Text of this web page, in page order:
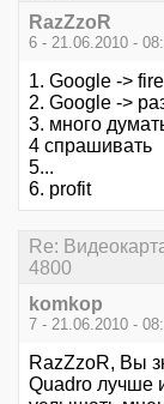
RazZzoR
6 - 21.06.2010 -
1. Google ->
2. Google ->
3. много
4 спрашивать
5...
6. profit
Re:
4800
komkop
7 - 21.06.2010 -
RazZzoR, Вы
Quadro лучше